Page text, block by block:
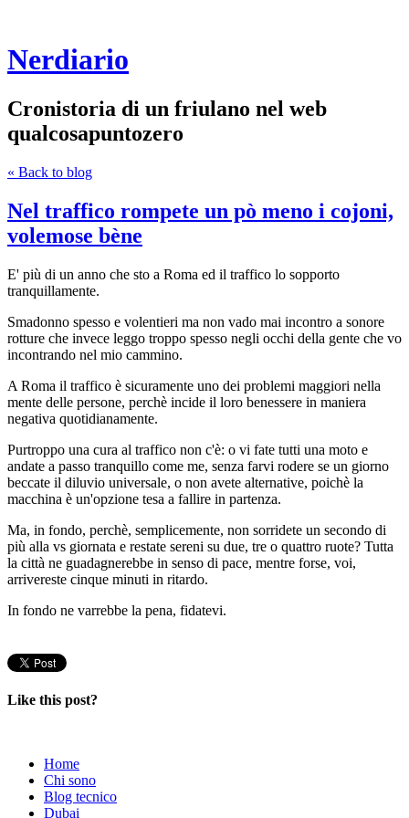
Nerdiario
Cronistoria di un friulano nel web
qualcosapuntozero
« Back to blog
Nel traffico rompete un pò meno i cojoni,
volemose bène
E' più di un anno che sto a Roma ed il traffico lo sopporto
tranquillamente.
Smadonno spesso e volentieri ma non vado mai incontro a sonore
rotture che invece leggo troppo spesso negli occhi della gente che vo
incontrando nel mio cammino.
A Roma il traffico è sicuramente uno dei problemi maggiori nella
mente delle persone, perchè incide il loro benessere in maniera
negativa quotidianamente.
Purtroppo una cura al traffico non c'è: o vi fate tutti una moto e
andate a passo tranquillo come me, senza farvi rodere se un giorno
beccate il diluvio universale, o non avete alternative, poichè la
macchina è un'opzione tesa a fallire in partenza.
Ma, in fondo, perchè, semplicemente, non sorridete un secondo di
più alla vs giornata e restate sereni su due, tre o quattro ruote? Tutta
la città ne guadagnerebbe in senso di pace, mentre forse, voi,
arrivereste cinque minuti in ritardo.
In fondo ne varrebbe la pena, fidatevi.
Like this post?
Home
Chi sono
Blog tecnico
Dubai